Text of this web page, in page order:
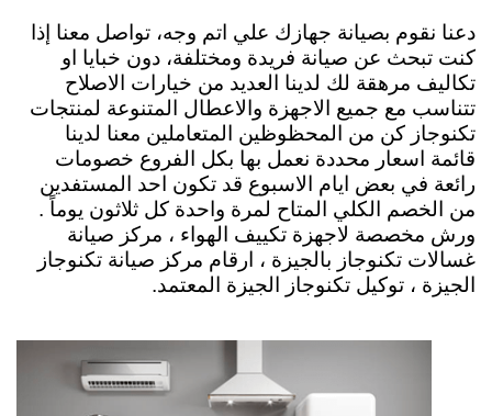
دعنا نقوم بصيانة جهازك علي اتم وجه، تواصل معنا إذا
كنت تبحث عن صيانة فريدة ومختلفة، دون خبايا او
تكاليف مرهقة لك لدينا العديد من خيارات الاصلاح
تتناسب مع جميع الاجهزة والاعطال المتنوعة لمنتجات
تكنوجاز كن من المحظوظين المتعاملين معنا لدينا
قائمة اسعار محددة نعمل بها بكل الفروع خصومات
رائعة في بعض ايام الاسبوع قد تكون احد المستفدين
من الخصم الكلي المتاح لمرة واحدة كل ثلاثون يوماً .
ورش مخصصة لاجهزة تكييف الهواء ، مركز صيانة
غسالات تكنوجاز بالجيزة ، ارقام مركز صيانة تكنوجاز
الجيزة ، توكيل تكنوجاز الجيزة المعتمد.